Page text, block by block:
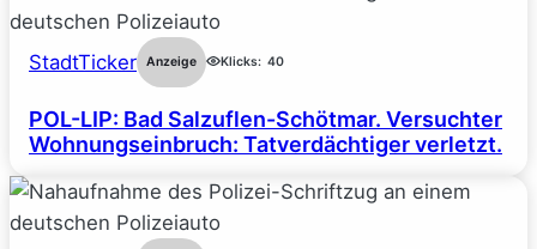
StadtTicker Anzeige Klicks: 40
POL-LIP: Bad Salzuflen-Schötmar. Versuchter
Wohnungseinbruch: Tatverdächtiger verletzt.